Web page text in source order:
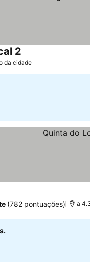
2
da cidade
(782 pontuações) a